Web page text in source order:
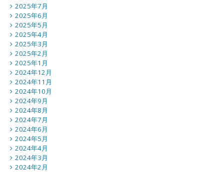
2025年7月
2025年6月
2025年5月
2025年4月
2025年3月
2025年2月
2025年1月
2024年12月
2024年11月
2024年10月
2024年9月
2024年8月
2024年7月
2024年6月
2024年5月
2024年4月
2024年3月
2024年2月